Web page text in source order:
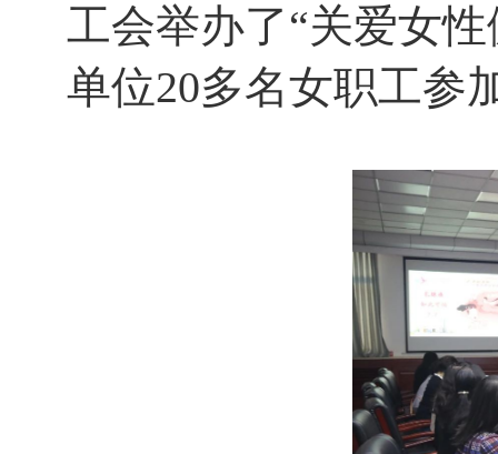
工会举办了“关爱女
单位20多名女职工参